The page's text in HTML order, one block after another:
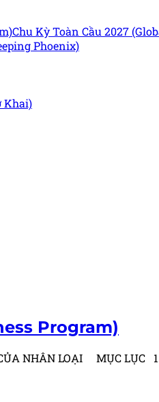
Chu Kỳ Toàn Cầu 2027
Phoenix)
Khai)
Program)
CỦA NHÂN LOẠI MỤC